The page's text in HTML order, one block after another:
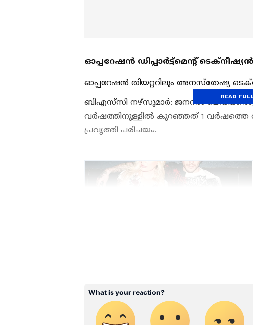
ഓപ്പറേഷൻ ഡിപ്പാർട്ട്മെന്റ്
ഓപ്പറേഷൻ തിയറ്ററിലും അനസ്തേഷ്യ
ബിഎസ്‌സി നഴ്‌സുമാർ: ജനറൽ
വർഷത്തിനുള്ളിൽ കുറഞ്ഞത് 1 വർഷത്തെ
പ്രവൃത്തി പരിചയം.
READ